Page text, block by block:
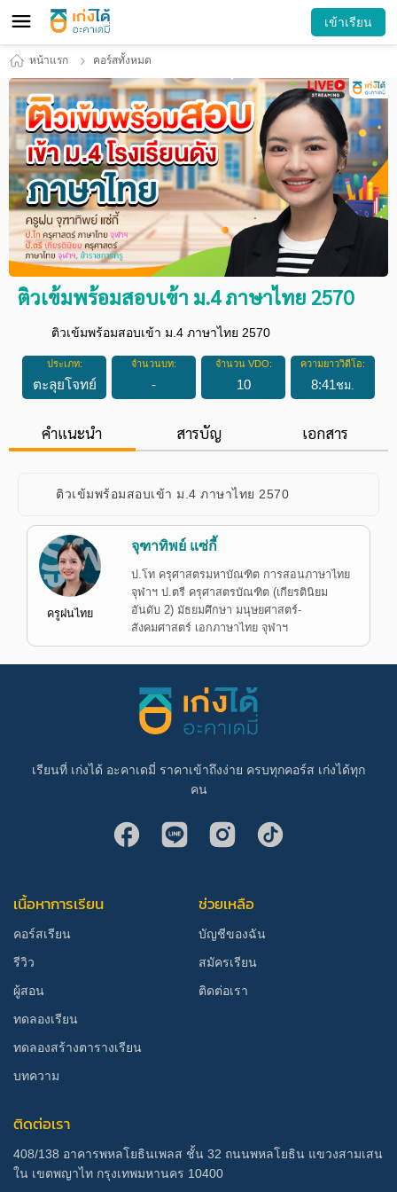
เข้าเรียน
หน้าแรก คอร์สทั้งหมด
ติวเข้มพร้อมสอบเข้า ม.4 ภาษาไทย 2570
ติวเข้มพร้อมสอบเข้า ม.4 ภาษาไทย 2570
ประเภท:
ตะลุยโจทย์
จำนวนบท:
-
จำนวน VDO:
10
ความยาววิดีโอ:
8:41ชม.
คำแนะนำ สารบัญ เอกสาร
ติวเข้มพร้อมสอบเข้า ม.4 ภาษาไทย 2570
ครูฝนไทย
จุฑาทิพย์ แซ่กี้
ป.โท ครุศาสตรมหาบัณฑิต การสอนภาษาไทย
จุฬาฯ ป.ตรี ครุศาสตรบัณฑิต (เกียรตินิยม
อันดับ 2) มัธยมศึกษา มนุษยศาสตร์-
สังคมศาสตร์ เอกภาษาไทย จุฬาฯ
เรียนที่ เก่งได้ อะคาเดมี่ ราคาเข้าถึงง่าย ครบทุกคอร์ส เก่งได้ทุก
คน
เนื้อหาการเรียน
คอร์สเรียน
รีวิว
ผู้สอน
ทดลองเรียน
ทดลองสร้างตารางเรียน
บทความ
ช่วยเหลือ
บัญชีของฉัน
สมัครเรียน
ติดต่อเรา
ติดต่อเรา
408/138 อาคารพหลโยธินเพลส ชั้น 32 ถนนพหลโยธิน แขวงสามเสน
ใน เขตพญาไท กรุงเทพมหานคร 10400